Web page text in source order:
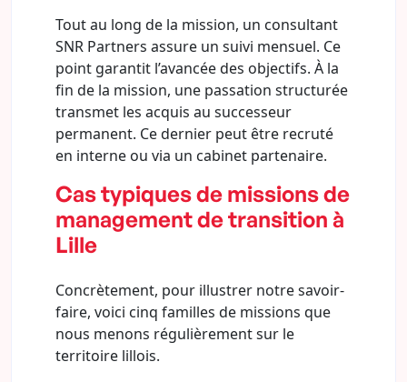
Tout au long de la mission, un consultant
SNR Partners assure un suivi mensuel. Ce
point garantit l’avancée des objectifs. À la
fin de la mission, une passation structurée
transmet les acquis au successeur
permanent. Ce dernier peut être recruté
en interne ou via un cabinet partenaire.
Cas typiques de missions de
management de transition à
Lille
Concrètement, pour illustrer notre savoir-
faire, voici cinq familles de missions que
nous menons régulièrement sur le
territoire lillois.